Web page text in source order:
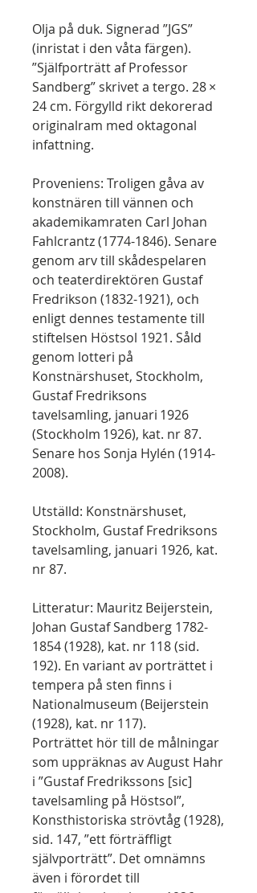
Olja på duk. Signerad ”JGS”
(inristat i den våta färgen).
”Själfporträtt af Professor
Sandberg” skrivet a tergo. 28 ×
24 cm. Förgylld rikt dekorerad
originalram med oktagonal
infattning.
Proveniens: Troligen gåva av
konstnären till vännen och
akademikamraten Carl Johan
Fahlcrantz (1774-1846). Senare
genom arv till skådespelaren
och teaterdirektören Gustaf
Fredrikson (1832-1921), och
enligt dennes testamente till
stiftelsen Höstsol 1921. Såld
genom lotteri på
Konstnärshuset, Stockholm,
Gustaf Fredriksons
tavelsamling, januari 1926
(Stockholm 1926), kat. nr 87.
Senare hos Sonja Hylén (1914-
2008).
Utställd: Konstnärshuset,
Stockholm, Gustaf Fredriksons
tavelsamling, januari 1926, kat.
nr 87.
Litteratur: Mauritz Beijerstein,
Johan Gustaf Sandberg 1782-
1854 (1928), kat. nr 118 (sid.
192). En variant av porträttet i
tempera på sten finns i
Nationalmuseum (Beijerstein
(1928), kat. nr 117).
Porträttet hör till de målningar
som uppräknas av August Hahr
i ”Gustaf Fredrikssons [sic]
tavelsamling på Höstsol”,
Konsthistoriska strövtåg (1928),
sid. 147, ”ett förträffligt
självporträtt”. Det omnämns
även i förordet till